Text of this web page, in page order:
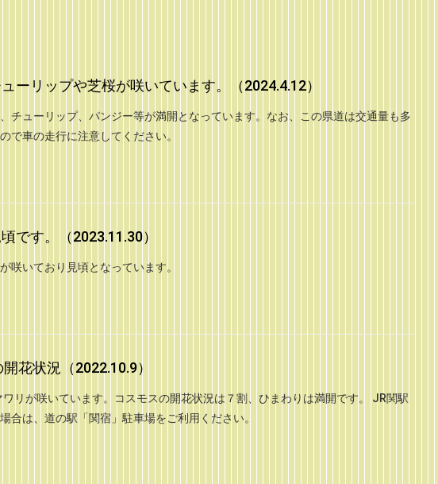
ーリップや芝桜が咲いています。（2024.4.12）
チューリップ、パンジー等が満開となっています。なお、この県道は交通量も多
で車の走行に注意してください。
です。（2023.11.30）
咲いており見頃となっています。
花状況（2022.10.9）
リが咲いています。コスモスの開花状況は７割、ひまわりは満開です。 JR関駅
合は、道の駅「関宿」駐車場をご利用ください。